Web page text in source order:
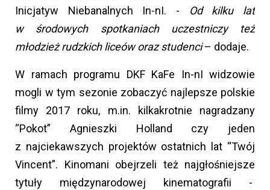
Inicjatyw Niebanalnych In-nI. -
Od kilku lat
w środowych spotkaniach uczestniczy też
młodzież rudzkich liceów oraz studenci– dodaje.
W ramach programu DKF KaFe In-nI widzowie
mogli w tym sezonie zobaczyć najlepsze polskie
filmy 2017 roku, m.in. kilkakrotnie nagradzany
“Pokot” Agnieszki Holland czy jeden
z najciekawszych projektów ostatnich lat “Twój
Vincent”. Kinomani obejrzeli też najgłośniejsze
tytuły międzynarodowej kinematografii -